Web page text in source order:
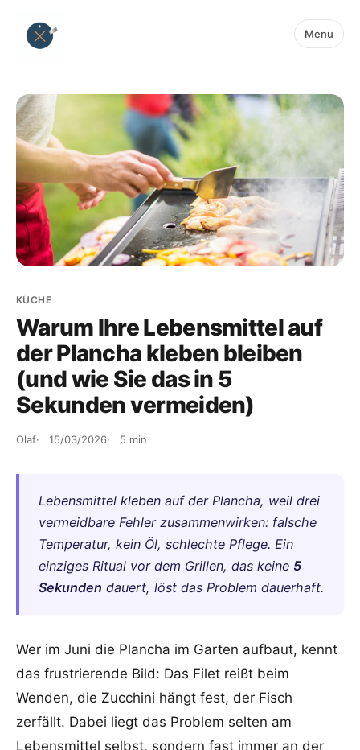
Menu
KÜCHE
Warum Ihre Lebensmittel auf
der Plancha kleben bleiben
(und wie Sie das in 5
Sekunden vermeiden)
Olaf 15/03/2026 5 min
Lebensmittel kleben auf der Plancha, weil drei
vermeidbare Fehler zusammenwirken: falsche
Temperatur, kein Öl, schlechte Pflege. Ein
einziges Ritual vor dem Grillen, das keine 5
Sekunden dauert, löst das Problem dauerhaft.
Wer im Juni die Plancha im Garten aufbaut, kennt
das frustrierende Bild: Das Filet reißt beim
Wenden, die Zucchini hängt fest, der Fisch
zerfällt. Dabei liegt das Problem selten am
Lebensmittel selbst, sondern fast immer an der